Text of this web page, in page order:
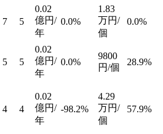
7 5
0.02
億円/
年
0.0%
1.83
万円/
個
0.0%
5 5
0.02
億円/
年
0.0%
9800
円/個
28.9%
4 4
0.02
億円/
年
-98.2%
4.29
万円/
個
57.9%